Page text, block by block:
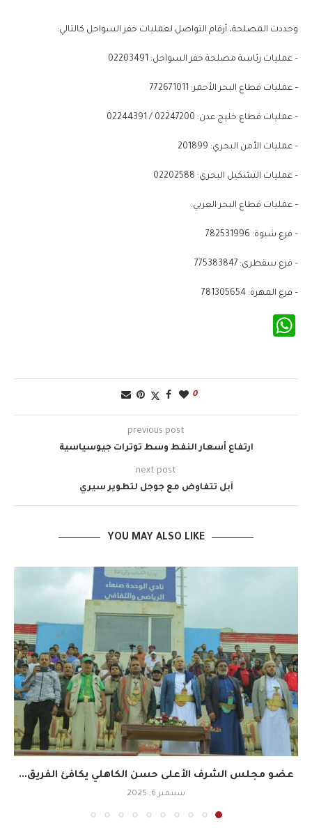
وحددت المصلحة، أرقام التواصل لعمليات خفر السواحل كالتالي:
– عمليات رئاسة مصلحة خفر السواحل: 02203491
– عمليات قطاع البحر الأحمر: 772671011
– عمليات قطاع خليج عدن: 02247200 / 02244391
– عمليات الأمن البحري: 201899
– عمليات التشكيل البحري: 02202588
– عمليات قطاع البحر العربي:
– فرع شبوة: 782531996
– فرع سقطرى: 775383847
– فرع المهرة: 781305654
0
previous post
ارتفاع أسعار النفط وسط توترات جيوسياسية
next post
آبل تتفاوض مع جوجل لتطوير سيري
YOU MAY ALSO LIKE
عضو مجلس الشرف الأعلى حسن الكاهلي يكافئ الفريق...
سبتمبر 6, 2025